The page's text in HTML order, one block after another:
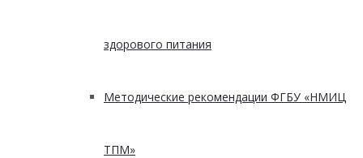
здорового питания
Методические рекомендации ФГБУ «НМИЦ
ТПМ»